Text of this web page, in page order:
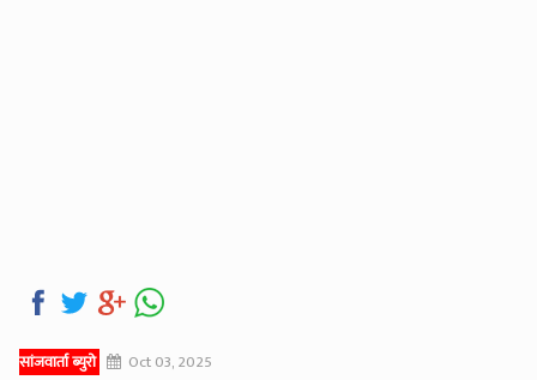
सांजवार्ता ब्युरो Oct 03, 2025